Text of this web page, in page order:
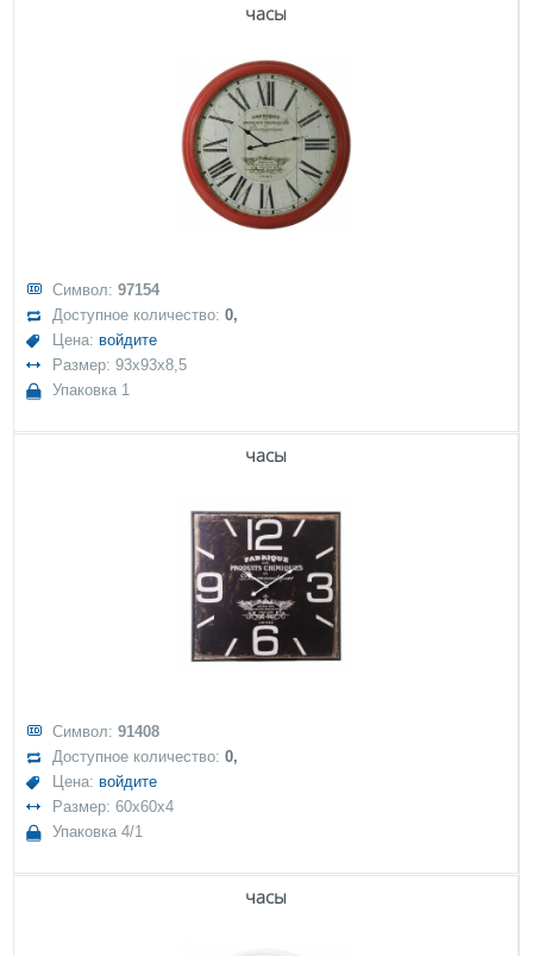
часы
Символ:97154
Доступное количество:0,
Цена: войдите
Размер: 93x93x8,5
Упаковка 1
часы
Символ:91408
Доступное количество:0,
Цена: войдите
Размер: 60x60x4
Упаковка 4/1
часы